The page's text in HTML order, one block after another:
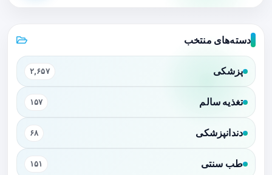
دسته‌های منتخب
پزشکی ۲,۶۵۷
تغذیه سالم ۱۵۷
دندانپزشکی ۶۸
طب سنتی ۱۵۱